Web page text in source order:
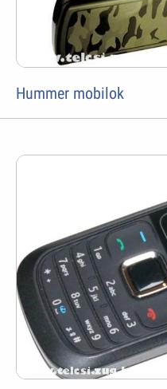
Hummer mobilok